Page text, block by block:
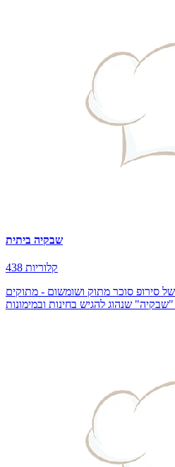
שבקיה ביתית
438 קלוריות
של סירופ סוכר מתוק ושומשום - מתוקים